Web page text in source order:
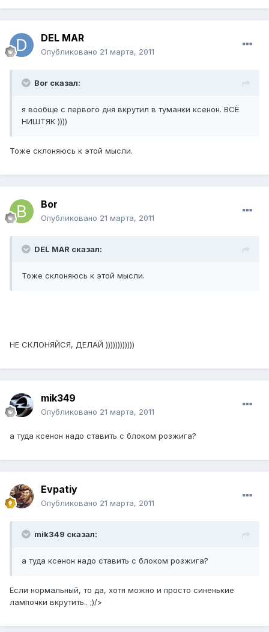
DEL MAR
Опубликовано 21 марта, 2011
Bor сказал:
я вообще с первого дня вкрутил в туманки ксенон. ВСЁ
НИШТЯК ))))
Тоже склоняюсь к этой мысли.
Bor
Опубликовано 21 марта, 2011
DEL MAR сказал:
Тоже склоняюсь к этой мысли.
НЕ СКЛОНЯЙСЯ, ДЕЛАЙ ))))))))))))
mik349
Опубликовано 21 марта, 2011
а туда ксенон надо ставить с блоком розжига?
Evpatiy
Опубликовано 21 марта, 2011
mik349 сказал:
а туда ксенон надо ставить с блоком розжига?
Если нормальный, то да, хотя можно и просто синенькие
лампочки вкрутить.. ;)/>